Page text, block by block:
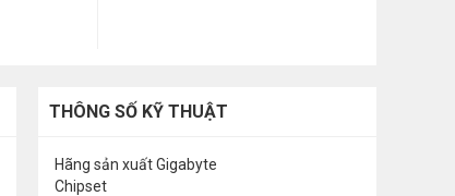
THÔNG SỐ KỸ THUẬT
Hãng sản xuấtGigabyte
Chipset